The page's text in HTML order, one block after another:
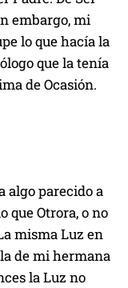
embargo, mi
lo que hacía la
que la tenía
de Ocasión.
algo parecido a
que Otrora, o no
misma Luz en
de mi hermana
la Luz no